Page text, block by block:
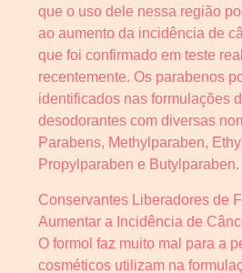
que o uso dele nessa região
ao aumento da incidência de
que foi confirmado em teste
recentemente. Os parabenos
identificados nas formulações
desodorantes com diversas
Parabens, Methylparaben,
Propylparaben e Butylparaben.
Conservantes Liberadores de
Aumentar a Incidência de
O formol faz muito mal para a
cosméticos utilizam na